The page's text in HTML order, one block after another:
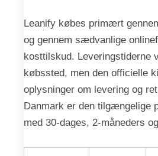
Leanify købes primært
og gennem sædvanlige
kosttilskud. Leveringstiderne
købssted, men den officielle
oplysninger om levering og
Danmark er den tilgængelige
med 30-dages, 2-måneders